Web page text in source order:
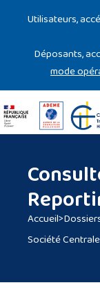
Accueil>
Société
Utilisateurs,
Déposants,
mode